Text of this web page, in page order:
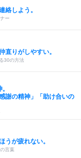
絡しよう。
ー
直りがしやすい。
30の方法
謝の精神」「助け合いの
うが疲れない。
言葉